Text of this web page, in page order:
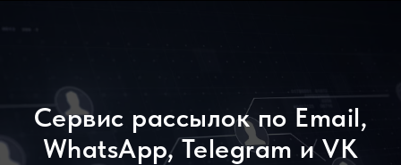
Сервис рассылок по Email,
WhatsApp, Telegram и VK